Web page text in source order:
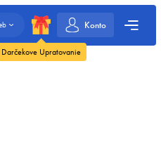
Darčekove Upratovanie
Konto